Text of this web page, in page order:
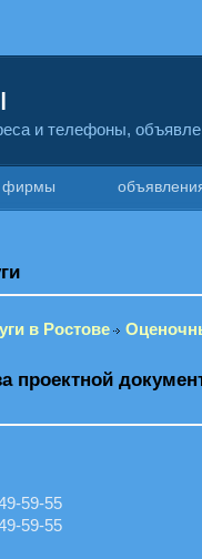
и телефоны,
фирмы
в Ростове
проектной
59-55
59-55